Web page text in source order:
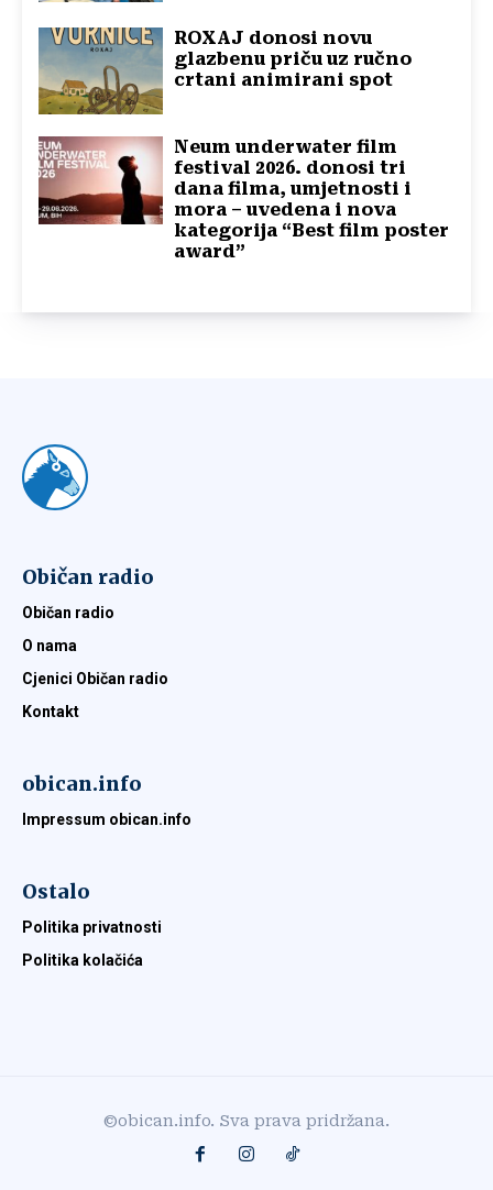
ROXAJ donosi novu
glazbenu priču uz ručno
crtani animirani spot
Neum underwater film
festival 2026. donosi tri
dana filma, umjetnosti i
mora – uvedena i nova
kategorija “Best film poster
award”
Običan radio
Običan radio
O nama
Cjenici Običan radio
Kontakt
obican.info
Impressum obican.info
Ostalo
Politika privatnosti
Politika kolačića
©obican.info. Sva prava pridržana.